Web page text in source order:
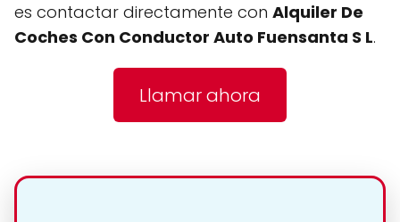
es contactar directamente con Alquiler De
Coches Con Conductor Auto Fuensanta S L.
Llamar ahora